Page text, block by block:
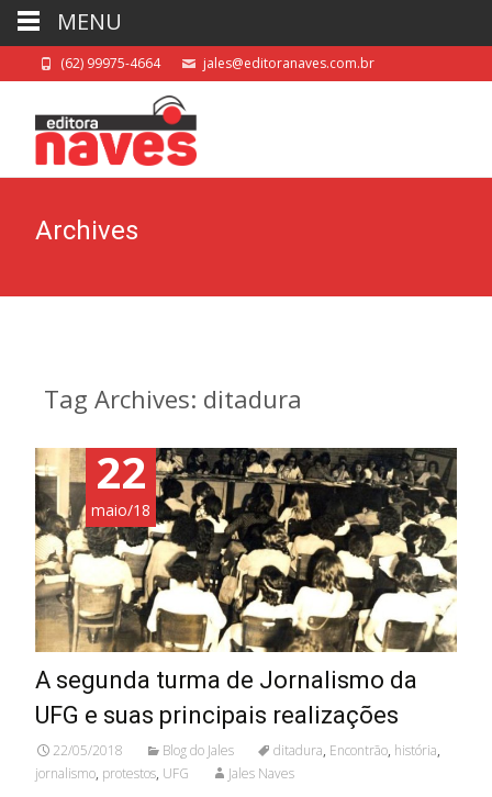
(62) 99975-4664 jales@editoranaves.com.br
Archives
Tag Archives: ditadura
22
maio/18
A segunda turma de Jornalismo da
UFG e suas principais realizações
22/05/2018 Blog do Jales ditadura, Encontrão, história,
jornalismo, protestos, UFG Jales Naves
MENU